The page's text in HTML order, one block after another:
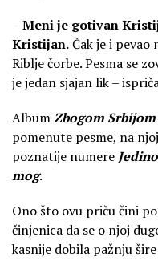
–Meni je gotivan
Kristijan.Čak je i pevao
Riblje čorbe. Pesma se
je jedan sjajan lik –
AlbumZbogom Srbijom
pomenute pesme, na
poznatije numere
mog.
Ono što ovu priču čini
činjenica da se o njoj
kasnije dobila pažnju